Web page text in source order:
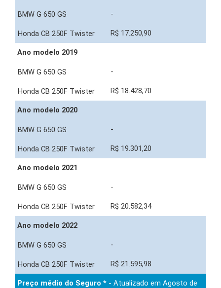
-
R$ 17.250,90
Ano modelo 2019
-
R$ 18.428,70
Ano modelo 2020
-
R$ 19.301,20
Ano modelo 2021
-
R$ 20.582,34
Ano modelo 2022
-
R$ 21.595,98
Preço médio do Seguro * - Atualizado em Agosto de